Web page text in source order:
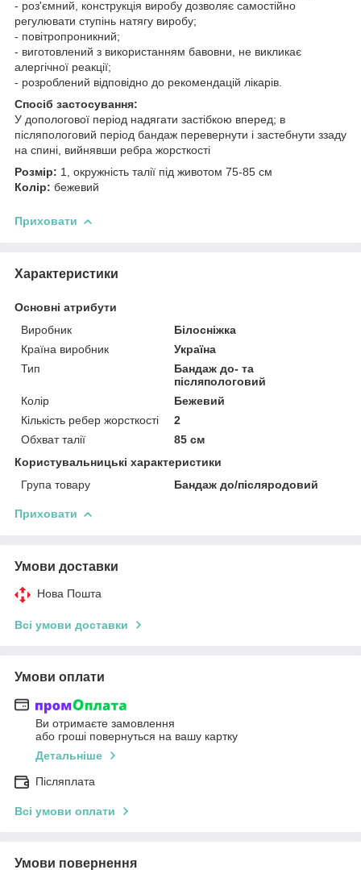
- роз'ємний, конструкція виробу дозволяє самостійно
регулювати ступінь натягу виробу;
- повітропроникний;
- виготовлений з використанням бавовни, не викликає
алергічної реакції;
- розроблений відповідно до рекомендацій лікарів.
Спосіб застосування:
У допологової період надягати застібкою вперед; в
післяпологовий період бандаж перевернути і застебнути ззаду
на спині, вийнявши ребра жорсткості
Розмір: 1, окружність талії під животом 75-85 см
Колір: бежевий
Приховати
Характеристики
Основні атрибути
Виробник
Білосніжка
Країна виробник
Україна
Тип
Бандаж до- та
післяпологовий
Колір
Бежевий
Кількість ребер жорсткості
2
Обхват талії
85 см
Користувальницькі характеристики
Група товару
Бандаж до/післяродовий
Приховати
Умови доставки
Нова Пошта
Всі умови доставки
Умови оплати
Ви отримаєте замовлення
або гроші повернуться на вашу картку
Детальніше
Післяплата
Всі умови оплати
Умови повернення